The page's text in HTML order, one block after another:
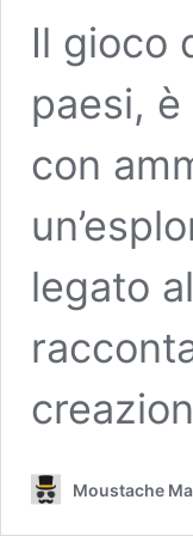
Il gioco
paesi,
con
legato
Moustache